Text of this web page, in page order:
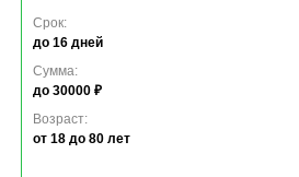
Срок:
до 16 дней
Сумма:
до 30000 ₽
Возраст:
от 18 до 80 лет